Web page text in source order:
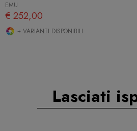
EMU
€ 252,00
+ VARIANTI DISPONIBILI
Lasciati